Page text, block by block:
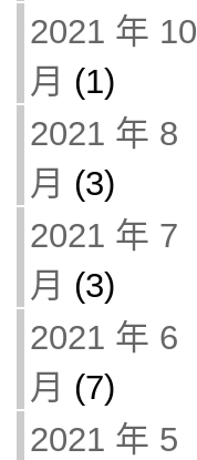
2021 年 10
月 (1)
2021 年 8
月 (3)
2021 年 7
月 (3)
2021 年 6
月 (7)
2021 年 5